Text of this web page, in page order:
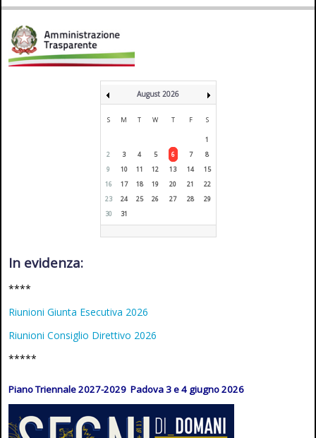
August 2026
S M T W T F S
1
2
3 4 5 6 7
8
9
10 11 12 13 14
15
16
17 18 19 20 21
22
23
24 25 26 27 28
29
30
31
In evidenza:
****
Riunioni Giunta Esecutiva 2026
Riunioni Consiglio Direttivo 2026
*****
Piano Triennale 2027-2029 Padova 3 e 4 giugno 2026